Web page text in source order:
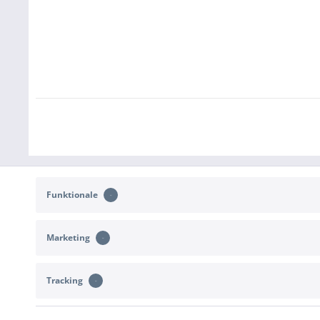
b2c@sportimport.de
Widerrufsrecht
Funktionale
Marketing
Tracking